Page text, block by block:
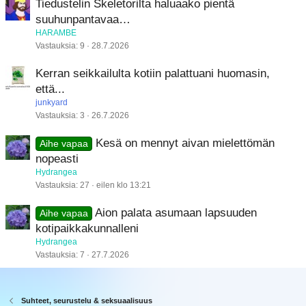
Tiedustelin Skeletorilta haluaako pientä
suuhunpantavaa…
HARAMBE
Vastauksia 9 28.7.2026
Kerran seikkailulta kotiin palattuani huomasin,
että...
junkyard
Vastauksia 3 26.7.2026
Aihe vapaa
Kesä on mennyt aivan mielettömän
nopeasti
Hydrangea
Vastauksia 27 eilen klo 13:21
Aihe vapaa
Aion palata asumaan lapsuuden
kotipaikkakunnalleni
Hydrangea
Vastauksia 7 27.7.2026
Suhteet, seurustelu & seksuaalisuus